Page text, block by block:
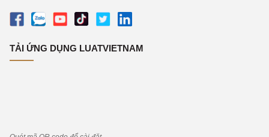
TẢI ỨNG DỤNG LUATVIETNAM